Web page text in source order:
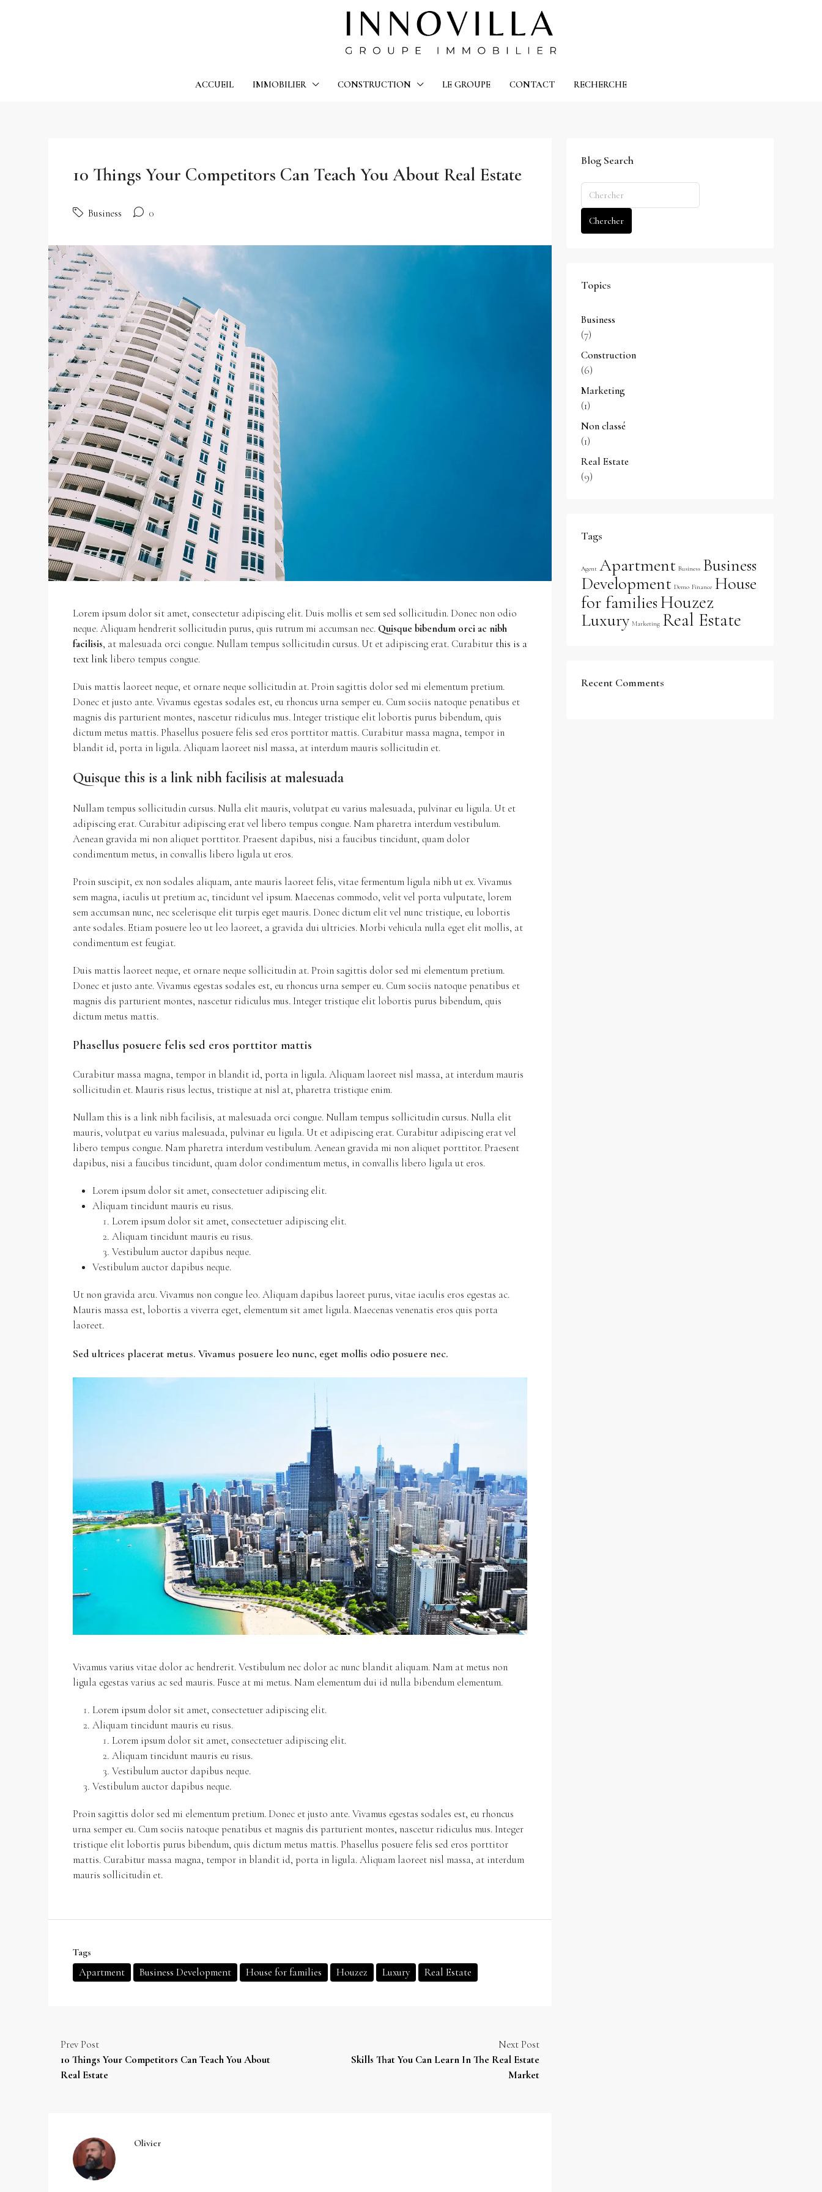
ACCUEIL IMMOBILIER CONSTRUCTION LE GROUPE CONTACT RECHERCHE
10 Things Your Competitors Can Teach You About Real Estate
Business 0
Lorem ipsum dolor sit amet, consectetur adipiscing elit. Duis mollis et sem sed sollicitudin. Donec non odio
neque. Aliquam hendrerit sollicitudin purus, quis rutrum mi accumsan nec.Quisque bibendum orci ac nibh
facilisis, at malesuada orci congue. Nullam tempus sollicitudin cursus. Ut et adipiscing erat. Curabitur this is a
text link libero tempus congue.
Duis mattis laoreet neque, et ornare neque sollicitudin at. Proin sagittis dolor sed mi elementum pretium.
Donec et justo ante. Vivamus egestas sodales est, eu rhoncus urna semper eu. Cum sociis natoque penatibus et
magnis dis parturient montes, nascetur ridiculus mus. Integer tristique elit lobortis purus bibendum, quis
dictum metus mattis. Phasellus posuere felis sed eros porttitor mattis. Curabitur massa magna, tempor in
blandit id, porta in ligula. Aliquam laoreet nisl massa, at interdum mauris sollicitudin et.
Quisque this is a link nibh facilisis at malesuada
Nullam tempus sollicitudin cursus. Nulla elit mauris, volutpat eu varius malesuada, pulvinar eu ligula. Ut et
adipiscing erat. Curabitur adipiscing erat vel libero tempus congue. Nam pharetra interdum vestibulum.
Aenean gravida mi non aliquet porttitor. Praesent dapibus, nisi a faucibus tincidunt, quam dolor
condimentum metus, in convallis libero ligula ut eros.
Proin suscipit, ex non sodales aliquam, ante mauris laoreet felis, vitae fermentum ligula nibh ut ex. Vivamus
sem magna, iaculis ut pretium ac, tincidunt vel ipsum. Maecenas commodo, velit vel porta vulputate, lorem
sem accumsan nunc, nec scelerisque elit turpis eget mauris. Donec dictum elit vel nunc tristique, eu lobortis
ante sodales. Etiam posuere leo ut leo laoreet, a gravida dui ultricies. Morbi vehicula nulla eget elit mollis, at
condimentum est feugiat.
Duis mattis laoreet neque, et ornare neque sollicitudin at. Proin sagittis dolor sed mi elementum pretium.
Donec et justo ante. Vivamus egestas sodales est, eu rhoncus urna semper eu. Cum sociis natoque penatibus et
magnis dis parturient montes, nascetur ridiculus mus. Integer tristique elit lobortis purus bibendum, quis
dictum metus mattis.
Phasellus posuere felis sed eros porttitor mattis
Curabitur massa magna, tempor in blandit id, porta in ligula. Aliquam laoreet nisl massa, at interdum mauris
sollicitudin et. Mauris risus lectus, tristique at nisl at, pharetra tristique enim.
Nullam this is a link nibh facilisis, at malesuada orci congue. Nullam tempus sollicitudin cursus. Nulla elit
mauris, volutpat eu varius malesuada, pulvinar eu ligula. Ut et adipiscing erat. Curabitur adipiscing erat vel
libero tempus congue. Nam pharetra interdum vestibulum. Aenean gravida mi non aliquet porttitor. Praesent
dapibus, nisi a faucibus tincidunt, quam dolor condimentum metus, in convallis libero ligula ut eros.
Lorem ipsum dolor sit amet, consectetuer adipiscing elit.
Aliquam tincidunt mauris eu risus.
Lorem ipsum dolor sit amet, consectetuer adipiscing elit.
Aliquam tincidunt mauris eu risus.
Vestibulum auctor dapibus neque.
Vestibulum auctor dapibus neque.
Ut non gravida arcu. Vivamus non congue leo. Aliquam dapibus laoreet purus, vitae iaculis eros egestas ac.
Mauris massa est, lobortis a viverra eget, elementum sit amet ligula. Maecenas venenatis eros quis porta
laoreet.
Sed ultrices placerat metus. Vivamus posuere leo nunc, eget mollis odio posuere nec.
Vivamus varius vitae dolor ac hendrerit. Vestibulum nec dolor ac nunc blandit aliquam. Nam at metus non
ligula egestas varius ac sed mauris. Fusce at mi metus. Nam elementum dui id nulla bibendum elementum.
Lorem ipsum dolor sit amet, consectetuer adipiscing elit.
Aliquam tincidunt mauris eu risus.
Lorem ipsum dolor sit amet, consectetuer adipiscing elit.
Aliquam tincidunt mauris eu risus.
Vestibulum auctor dapibus neque.
Vestibulum auctor dapibus neque.
Proin sagittis dolor sed mi elementum pretium. Donec et justo ante. Vivamus egestas sodales est, eu rhoncus
urna semper eu. Cum sociis natoque penatibus et magnis dis parturient montes, nascetur ridiculus mus. Integer
tristique elit lobortis purus bibendum, quis dictum metus mattis. Phasellus posuere felis sed eros porttitor
mattis. Curabitur massa magna, tempor in blandit id, porta in ligula. Aliquam laoreet nisl massa, at interdum
mauris sollicitudin et.
Tags
Apartment Business Development House for families Houzez Luxury Real Estate
Prev Post
10 Things Your Competitors Can Teach You About
Real Estate
Next Post
Skills That You Can Learn In The Real Estate
Market
Olivier
Blog Search
Chercher
Topics
Business
(7)
Construction
(6)
Marketing
(1)
Non classé
(1)
Real Estate
(9)
Tags
Agent Apartment Business Business
Development Demo Finance House
for familiesHouzez
Luxury Marketing Real Estate
Recent Comments